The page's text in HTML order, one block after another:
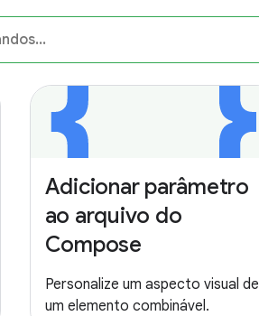
Adicionar parâmetro
ao arquivo do
Compose
Personalize um aspecto visual de
um elemento combinável.